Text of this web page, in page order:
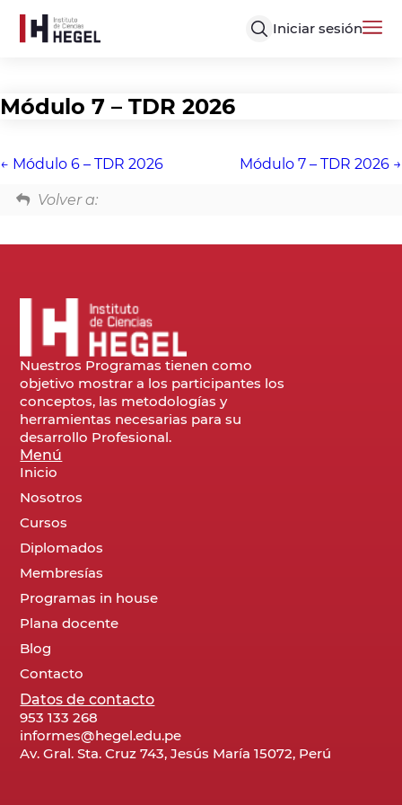
Iniciar sesión
Módulo 7 – TDR 2026
Módulo 6 – TDR 2026 Módulo 7 – TDR 2026
Volver a:
Nuestros Programas tienen como
objetivo mostrar a los participantes los
conceptos, las metodologías y
herramientas necesarias para su
desarrollo Profesional.
Menú
Inicio
Nosotros
Cursos
Diplomados
Membresías
Programas in house
Plana docente
Blog
Contacto
Datos de contacto
953 133 268
informes@hegel.edu.pe
Av. Gral. Sta. Cruz 743, Jesús María 15072, Perú